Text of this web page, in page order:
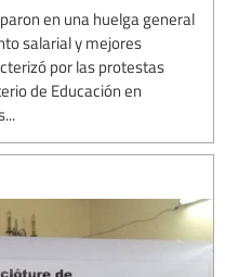
en una huelga general
salarial y mejores
por las protestas
de Educación en